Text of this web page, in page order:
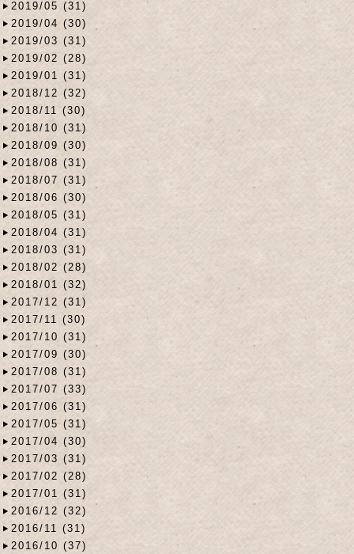
2019/05 (31)
2019/04 (30)
2019/03 (31)
2019/02 (28)
2019/01 (31)
2018/12 (32)
2018/11 (30)
2018/10 (31)
2018/09 (30)
2018/08 (31)
2018/07 (31)
2018/06 (30)
2018/05 (31)
2018/04 (31)
2018/03 (31)
2018/02 (28)
2018/01 (32)
2017/12 (31)
2017/11 (30)
2017/10 (31)
2017/09 (30)
2017/08 (31)
2017/07 (33)
2017/06 (31)
2017/05 (31)
2017/04 (30)
2017/03 (31)
2017/02 (28)
2017/01 (31)
2016/12 (32)
2016/11 (31)
2016/10 (37)